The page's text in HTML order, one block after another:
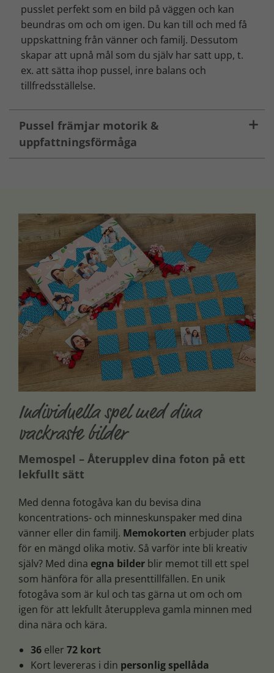
pusslet perfekt som en bild på väggen och kan
beundras om och om igen. Du kan till och med få
uppskattning från vänner och familj. Dessutom
skapar att upnå mål som du själv har satt upp, t.
ex. att sätta ihop pussel, inre balans och
tillfredsställelse.
Pussel främjar motorik &
uppfattningsförmåga
Individuella spel med dina
vackraste bilder
Memospel – Återupplev dina foton på ett
lekfullt sätt
Med denna fotogåva kan du bevisa dina
koncentrations- och minneskunspaker med dina
vänner eller din familj. Memokorten erbjuder plats
för en mängd olika motiv. Så varför inte bli kreativ
själv? Med dina egna bilder blir memot till ett spel
som hänföra för alla presenttillfällen. En unik
fotogåva som är kul och tas gärna ut om och om
igen för att lekfullt återuppleva gamla minnen med
dina nära och kära.
36 eller 72 kort
Kort levereras i din personlig spellåda